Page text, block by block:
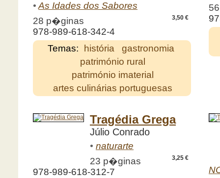
•As Idades dos Sabores
3,50 €
28 p�ginas
978-989-618-342-4
Temas:
história
gastronomia
património rural
património imaterial
artes culinárias portuguesas
Tragédia Grega
Júlio Conrado
• naturarte
3,25 €
23 p�ginas
978-989-618-312-7